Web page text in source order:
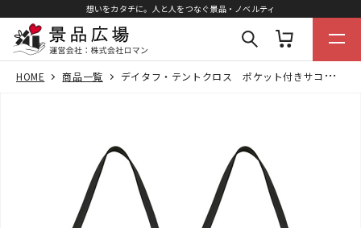
想いをカタチに。人と人をつなぐ景品・ノベルティ
HOME 商品一覧 デイタフ・テントクロス ポケット付きサコッシュ（撥水加工）